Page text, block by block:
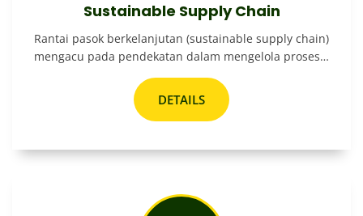
Sustainable Supply Chain
Rantai pasok berkelanjutan (sustainable supply chain)
mengacu pada pendekatan dalam mengelola proses…
DETAILS